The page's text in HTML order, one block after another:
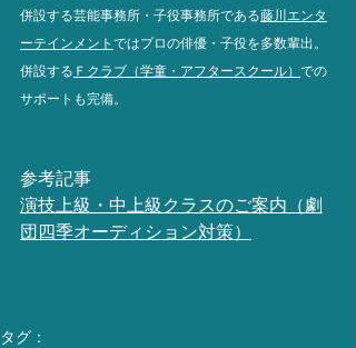
併設する芸能事務所・子役事務所である藤川エンタ
ーテインメント ではプロの俳優・子役を多数輩出。
併設する Ｆクラブ（学童・アフタースクール） での
サポートも完備。
参考記事
演技上級・中上級クラスのご案内（劇
団四季オーディション対策）
タグ：